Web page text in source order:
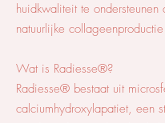
huidkwaliteit te ondersteunen
natuurlijke
Wat is Radiesse®?
Radiesse® bestaat uit
calciumhydroxylapatiet, een